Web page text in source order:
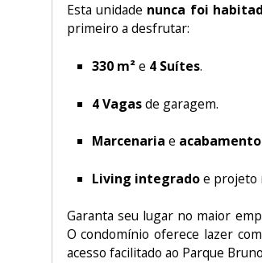
Esta unidade nunca foi
primeiro a desfrutar:
330 m²e 4 Suítes.
4 Vagasde garagem.
Marcenaria e
Living integradoe projeto
Garanta seu lugar no maior
O condomínio oferece lazer
acesso facilitado ao Parque